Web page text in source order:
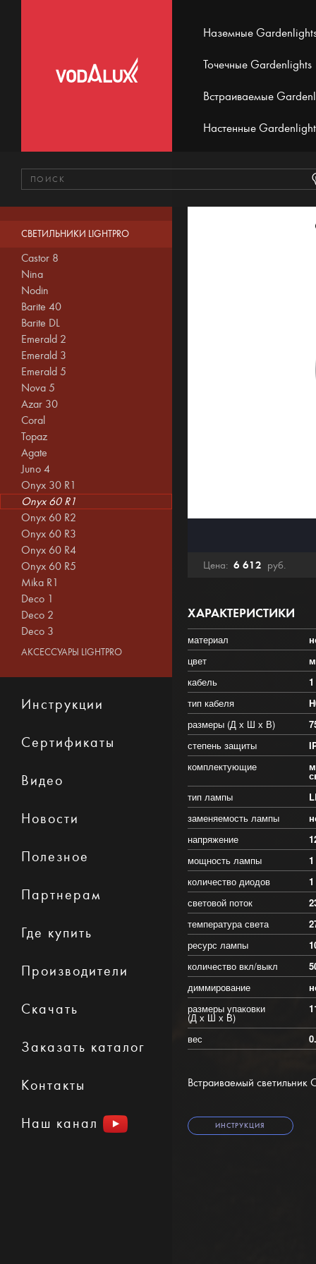
Наземные
Точечные Gardenlights
Встраиваемые
Настенные
Цена: 6 612 руб.
ХАРАКТЕРИСТИКИ
материал
цвет
кабель
тип кабеля
размеры (Д х Ш х В)
степень защиты
комплектующие
тип лампы
заменяемость лампы
напряжение
мощность лампы
количество диодов
1
световой поток
температура света
ресурс лампы
количество вкл/выкл
диммирование
размеры упаковки
(Д х Ш х В)
вес
Встраиваемый светильник
ИНСТРУКЦИЯ
СВЕТИЛЬНИКИ LIGHTPRO
Castor 8
Nina
Nodin
Barite 40
Barite DL
Emerald 2
Emerald 3
Emerald 5
Nova 5
Azar 30
Coral
Topaz
Agate
Juno 4
Onyx 30 R1
Onyx 60 R1
Onyx 60 R2
Onyx 60 R3
Onyx 60 R4
Onyx 60 R5
Mika R1
Deco 1
Deco 2
Deco 3
АКСЕССУАРЫ LIGHTPRO
Инструкции
Сертификаты
Видео
Новости
Полезное
Партнерам
Где купить
Производители
Скачать
Заказать каталог
Контакты
Наш канал